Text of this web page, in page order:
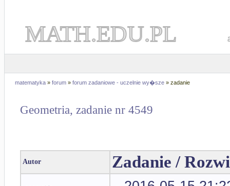
MATH.EDU.PL
matematyka » forum » forum zadaniowe - uczelnie wy�sze » zadanie
Geometria, zadanie nr 4549
Autor Zadanie /